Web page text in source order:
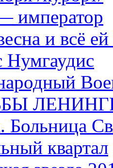
император
и всё
Больница
квартал